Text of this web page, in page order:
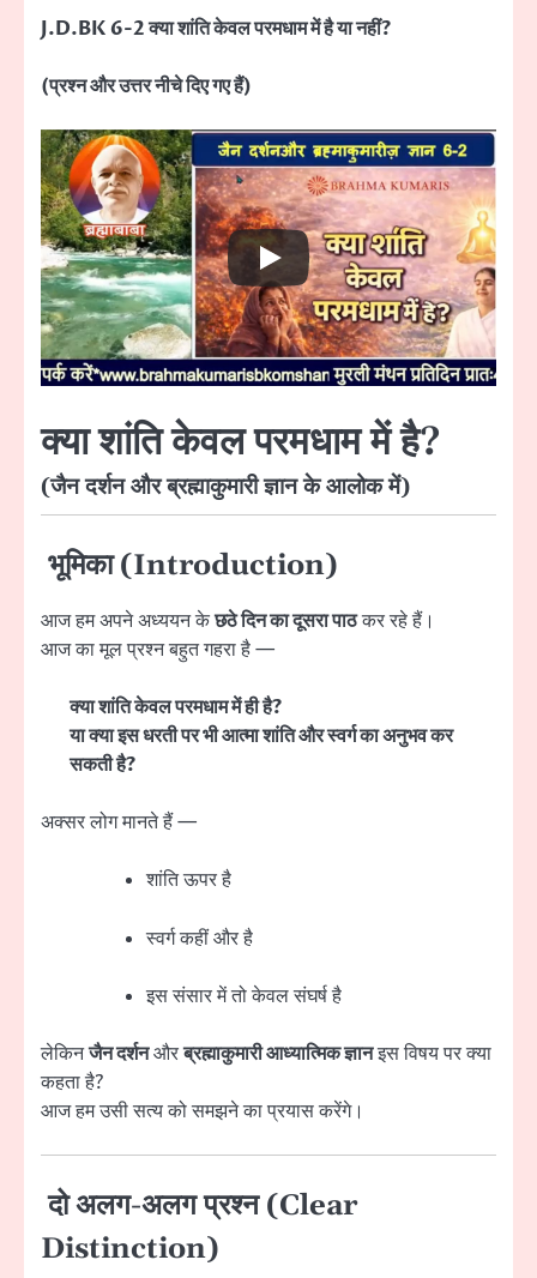
J.D.BK 6-2 क्या शांति केवल परमधाम में है या नहीं?
(प्रश्न और उत्तर नीचे दिए गए हैं)
क्या शांति केवल परमधाम में है?
(जैन दर्शन और ब्रह्माकुमारी ज्ञान के आलोक में)
भूमिका (Introduction)
आज हम अपने अध्ययन केछठे दिन का दूसरा पाठकर रहे हैं।
आज का मूल प्रश्न बहुत गहरा है —
क्या शांति केवल परमधाम में ही है?
या क्या इस धरती पर भी आत्मा शांति और स्वर्ग का अनुभव कर
सकती है?
अक्सर लोग मानते हैं —
शांति ऊपर है
स्वर्ग कहीं और है
इस संसार में तो केवल संघर्ष है
लेकिनजैन दर्शनऔरब्रह्माकुमारी आध्यात्मिक ज्ञानइस विषय पर क्या
कहता है?
आज हम उसी सत्य को समझने का प्रयास करेंगे।
दो अलग-अलग प्रश्न (Clear
Distinction)